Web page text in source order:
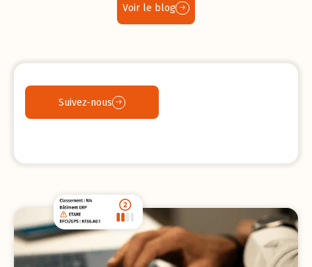
Voir le blog
Suivez-nous